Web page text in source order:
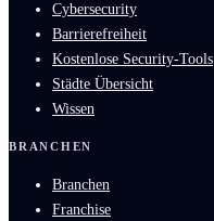
Cybersecurity
Barrierefreiheit
Kostenlose Security-Tools
Städte Übersicht
Wissen
BRANCHEN
Branchen
Franchise